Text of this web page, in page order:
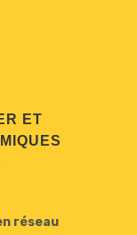
ET
réseau